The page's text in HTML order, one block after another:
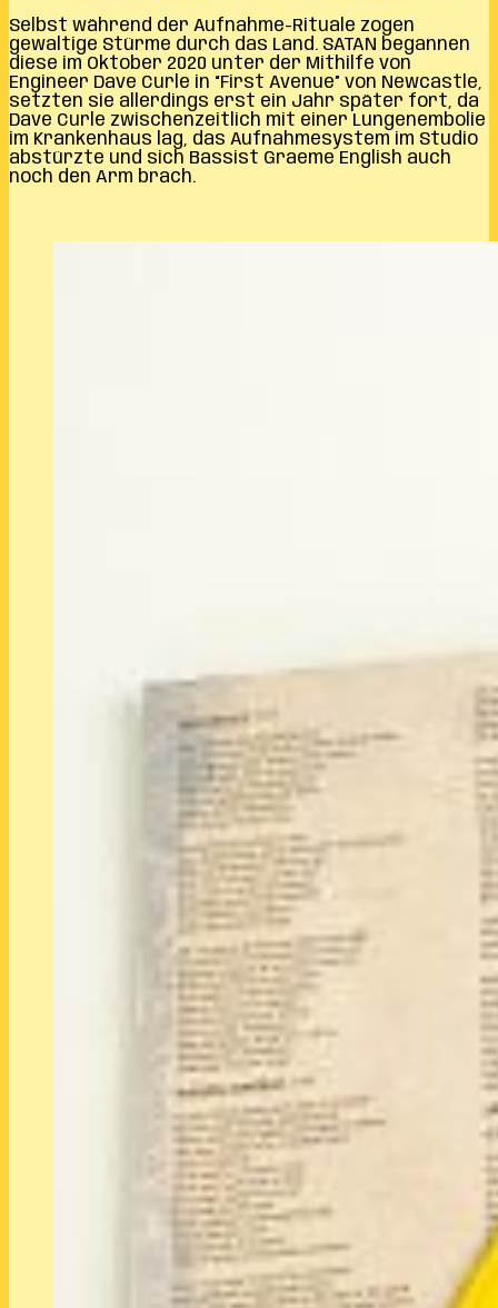
Selbst während der Aufnahme-Rituale zogen
gewaltige Stürme durch das Land. SATAN begannen
diese im Oktober 2020 unter der Mithilfe von
Engineer Dave Curle in “First Avenue” von Newcastle,
setzten sie allerdings erst ein Jahr später fort, da
Dave Curle zwischenzeitlich mit einer Lungenembolie
im Krankenhaus lag, das Aufnahmesystem im Studio
abstürzte und sich Bassist Graeme English auch
noch den Arm brach.